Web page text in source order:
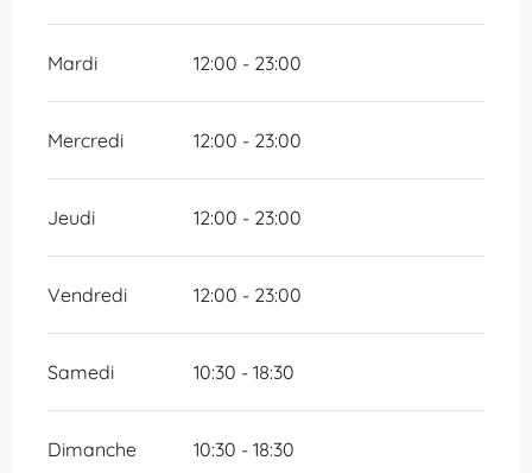
Mardi 12:00 - 23:00
Mercredi 12:00 - 23:00
Jeudi 12:00 - 23:00
Vendredi 12:00 - 23:00
Samedi 10:30 - 18:30
Dimanche 10:30 - 18:30